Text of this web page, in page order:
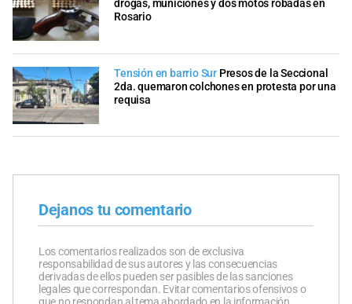
drogas, municiones y dos motos robadas en
Rosario
Tensión en barrio Sur Presos de la Seccional
2da. quemaron colchones en protesta por una
requisa
Dejanos tu comentario
Los comentarios realizados son de exclusiva
responsabilidad de sus autores y las consecuencias
derivadas de ellos pueden ser pasibles de las sanciones
legales que correspondan. Evitar comentarios ofensivos o